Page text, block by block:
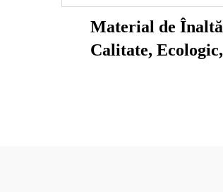
Material de Înaltă
Calitate, Ecologic,